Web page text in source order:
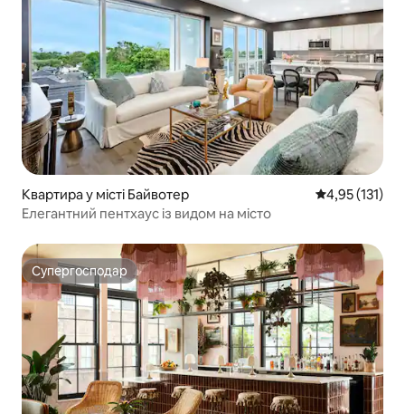
Квартира у місті Байвотер Середня
4,95 (131)
Елегантний пентхаус із видом на місто
Супергосподар
Супергосподар